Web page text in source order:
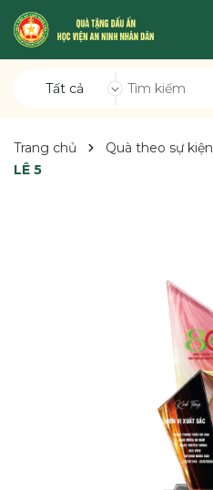
Tất cả
Trang chủ Quà theo sự kiện
LÊ 5